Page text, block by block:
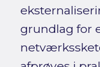
grundlag for